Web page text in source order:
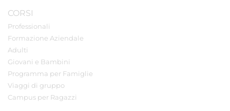
CORSI
Professionali
Formazione Aziendale
Adulti
Giovani e Bambini
Programma per Famiglie
Viaggi di gruppo
Campus per Ragazzi